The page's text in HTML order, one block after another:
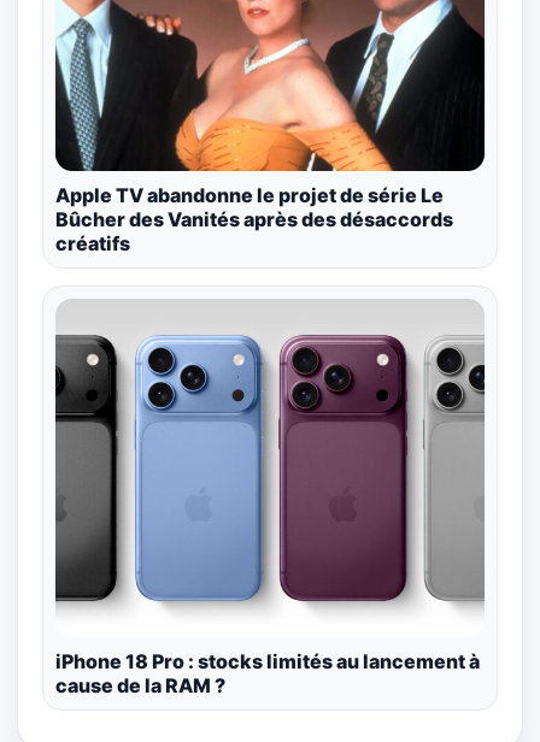
Apple TV abandonne le projet de série Le
Bûcher des Vanités après des désaccords
créatifs
iPhone 18 Pro : stocks limités au lancement à
cause de la RAM ?